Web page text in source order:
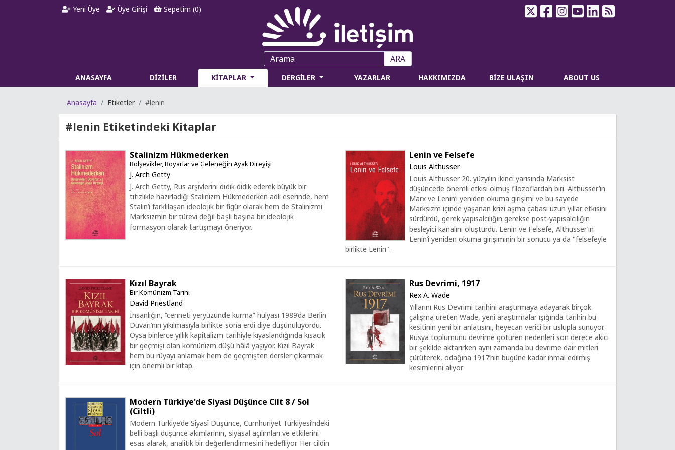
Yeni Üye Üye Girişi Sepetim (0)
ARA
ANASAYFA DİZİLER KİTAPLAR DERGİLER YAZARLAR HAKKIMIZDA BİZE ULAŞIN ABOUT US
Anasayfa Etiketler #lenin
#lenin Etiketindeki Kitaplar
Stalinizm Hükmederken
Bolşevikler, Boyarlar ve Geleneğin Ayak Direyişi
J. Arch Getty
J. Arch Getty, Rus arşivlerini didik didik ederek büyük bir
titizlikle hazırladığı Stalinizm Hükmederken adlı eserinde, hem
Stalin’i farklılaşan ideolojik bir figür olarak hem de Stalinizmi
Marksizmin bir türevi değil başlı başına bir ideolojik
formasyon olarak tartışmayı öneriyor.
Lenin ve Felsefe
Louis Althusser
Louis Althusser 20. yüzyılın ikinci yarısında Marksist
düşüncede önemli etkisi olmuş filozoflardan biri. Althusser’in
Marx ve Lenin’i yeniden okuma girişimi ve bu sayede
Marksizm içinde yaşanan krizi aşma çabası uzun yıllar etkisini
sürdürdü, gerek yapısalcılığın gerekse post-yapısalcılığın
besleyici kanalını oluşturdu. Lenin ve Felsefe, Althusser’ın
Lenin’i yeniden okuma girişiminin bir sonucu ya da "felsefeyle
birlikte Lenin".
Kızıl Bayrak
Bir Komünizm Tarihi
David Priestland
İnsanlığın, “cenneti yeryüzünde kurma” hülyası 1989’da Berlin
Duvarı’nın yıkılmasıyla birlikte sona erdi diye düşünülüyordu.
Oysa binlerce yıllık kapitalizm tarihiyle kıyaslandığında kısacık
bir geçmişi olan komünizm düşü hâlâ yaşıyor. Kızıl Bayrak
hem bu rüyayı anlamak hem de geçmişten dersler çıkarmak
için önemli bir kitap.
Rus Devrimi, 1917
Rex A. Wade
Yıllarını Rus Devrimi tarihini araştırmaya adayarak birçok
çalışma üreten Wade, yeni araştırmalar ışığında tarihin bu
kesitinin yeni bir anlatısını, heyecan verici bir üslupla sunuyor.
Rusya toplumunu devrime götüren nedenleri son derece akıcı
bir şekilde aktarırken aynı zamanda bu devrime dair mitleri
çürüterek, odağına 1917’nin bugüne kadar ihmal edilmiş
kesimlerini alıyor
Modern Türkiye'de Siyasi Düşünce Cilt 8 / Sol
(Ciltli)
Modern Türkiye’de Siyasî Düşünce, Cumhuriyet Türkiyesi’ndeki
belli başlı düşünce akımlarının, siyasal açılımları ve etkilerini
esas alarak, analitik bir değerlendirmesini hedefliyor. Her cildin